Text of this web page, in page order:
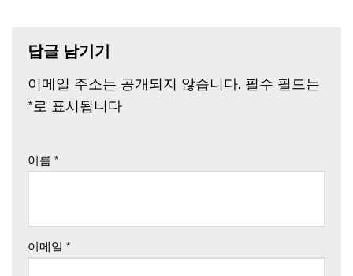
답글 남기기
이메일 주소는 공개되지 않습니다. 필수 필드는
*로 표시됩니다
이름 *
이메일 *